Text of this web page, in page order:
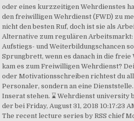
oder eines kurzzeitigen Wehrdienstes
den freiwilligen Wehrdienst (FWD) zu
nicht den besten Ruf, doch ist sie als
Alternative zum regulären Arbeitsmarkt:
Aufstiegs- und Weiterbildungschancen
Sprungbrett, wenn es danach in die
kam es zum Freiwilligen Wehrdienst?
oder Motivationsschreiben richtest du
Personaler, sondern an eine
Inserat stehen. ⌛ Wehrdienst
der bei Friday, August 31, 2018 10:17:23
The recent lecture series by RSS chief